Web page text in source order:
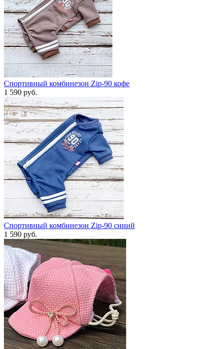
Спортивный комбинезон Zip-90 кофе
1 590 руб.
Спортивный комбинезон Zip-90 синий
1 590 руб.